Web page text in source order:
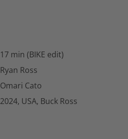
17 min (BIKE edit)
Ryan Ross
Omari Cato
2024, USA, Buck Ross